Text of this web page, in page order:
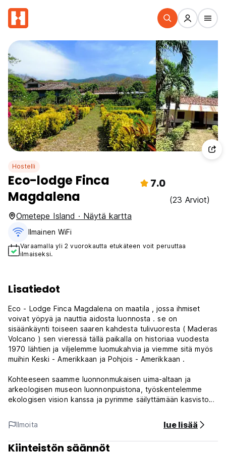
Hostelli
Eco-lodge Finca
Magdalena
7.0
(23 Arviot)
Ometepe Island · Näytä kartta
Ilmainen WiFi
Varaamalla yli 2 vuorokautta etukäteen voit peruuttaa
ilmaiseksi.
Lisatiedot
Eco - Lodge Finca Magdalena on maatila , jossa ihmiset
voivat yöpyä ja nauttia aidosta luonnosta . se on
sisäänkäynti toiseen saaren kahdesta tulivuoresta ( Maderas
Volcano ) sen vieressä tällä paikalla on historiaa vuodesta
1970 lähtien ja viljelemme luomukahvia ja viemme sitä myös
muihin Keski - Amerikkaan ja Pohjois - Amerikkaan .
Kohteeseen saamme luonnonmukaisen uima-altaan ja
arkeologisen museon luonnonpuistona, työskentelemme
ekologisen vision kanssa ja pyrimme säilyttämään kasviston
luonnonmukainen uima-allas vieraillemme. Luonnollinen uima-
allas sijaitsee 500 metrin päässä omaisuudestamme.
Etsimme matkailijoita, jotka rakastavat luontoa ja historiaa ja
Ilmoita lue lisää
Kiinteistön säännöt